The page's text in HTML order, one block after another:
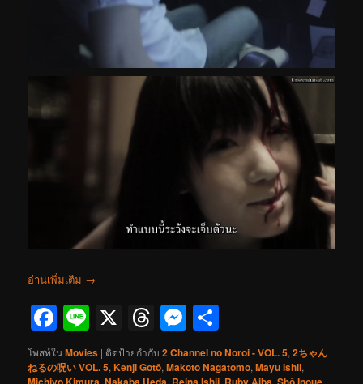
อ่านเพิ่มเติม →
Facebook
Line
X Threads
Messenger
โพสท์ในMovies | ติดป้ายกำกับ 2 Channel no Noroi - VOL. 5,2ちゃん
ねるの呪い VOL. 5,Kenji Gotô,Makoto Nagatomo,Mayu Ishii,